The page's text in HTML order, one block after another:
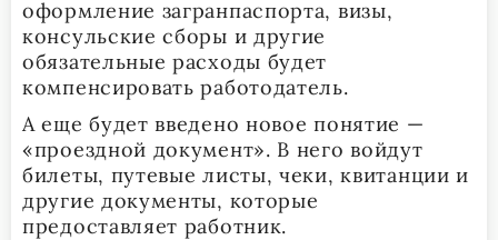
оформление загранпаспорта, визы,
консульские сборы и другие
обязательные расходы будет
компенсировать работодатель.
А еще будет введено новое понятие —
«проездной документ». В него войдут
билеты, путевые листы, чеки, квитанции и
другие документы, которые
предоставляет работник.